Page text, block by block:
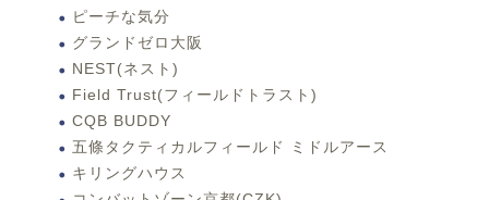
ピーチな気分
グランドゼロ大阪
NEST(ネスト)
Field Trust(フィールドトラスト)
CQB BUDDY
五條タクティカルフィールド ミドルアース
キリングハウス